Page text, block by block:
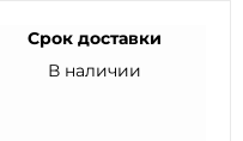
Срок доставки
В наличии